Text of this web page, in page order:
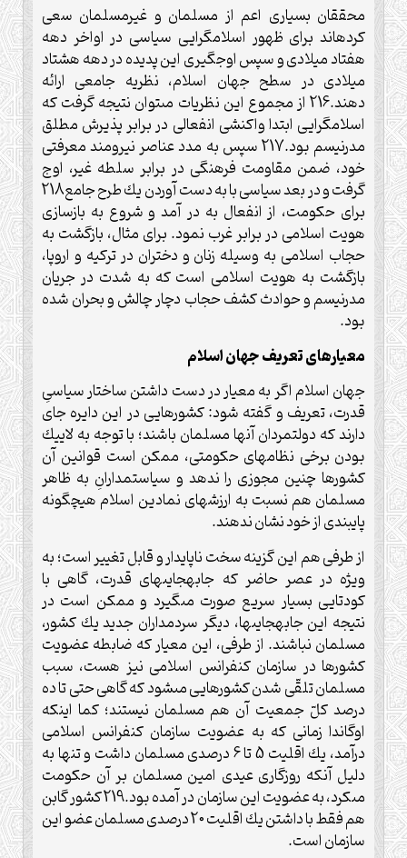
محققان بسيارى اعم از مسلمان و غيرمسلمان سعى
كرده‏اند براى ظهور اسلام‏گرايى سياسى در اواخر دهه
هفتاد ميلادى و سپس اوج‏گيرى اين پديده در دهه هشتاد
ميلادى در سطح جهان اسلام، نظريه جامعى ارائه
دهند.216 از مجموع اين نظريات مى‏توان نتيجه گرفت كه
اسلام‏گرايى ابتدا واكنشى انفعالى در برابر پذيرش مطلق
مدرنيسم بود.217 سپس به مدد عناصر نيرومند معرفتى
خود، ضمن مقاومت فرهنگى در برابر سلطه غير، اوج
گرفت و در بعد سياسى با به دست آوردن يك طرح جامع218
براى حكومت، از انفعال به در آمد و شروع به بازسازى
هويت اسلامى در برابر غرب نمود. براى مثال، بازگشت به
حجاب اسلامى به وسيله زنان و دختران در تركيه و اروپا،
بازگشت به هويت اسلامى است كه به شدت در جريان
مدرنيسم و حوادث كشف حجاب دچار چالش و بحران شده
بود.
معيارهاى تعريف جهان اسلام
جهان اسلام اگر به معيار در دست داشتن ساختار سياسىِ
قدرت، تعريف و گفته شود: كشورهايى در اين دايره جاى
دارند كه دولت‏مردان آنها مسلمان باشند؛ با توجه به لاييك
بودن برخى نظام‏هاى حكومتى، ممكن است قوانين آن
كشورها چنين مجوزى را ندهد و سياست‏مدارانِ به ظاهر
مسلمان هم نسبت به ارزش‏هاى نمادين اسلام هيچ‏گونه
پايبندى از خود نشان ندهند.
از طرفى هم اين گزينه سخت ناپايدار و قابل تغيير است؛ به
ويژه در عصر حاضر كه جابه‏جايى‏هاى قدرت، گاهى با
كودتايى بسيار سريع صورت مى‏گيرد و ممكن است در
نتيجه اين جابه‏جايى‏ها، ديگر سردمداران جديد يك كشور،
مسلمان نباشند. از طرفى، اين معيار كه ضابطه عضويت
كشورها در سازمان كنفرانس اسلامى نيز هست، سبب
مسلمان تلقّى شدن كشورهايى مى‏شود كه گاهى حتى تا ده
درصد كلّ جمعيت آن هم مسلمان نيستند؛ كما اينكه
اوگاندا زمانى كه به عضويت سازمان كنفرانس اسلامى
درآمد، يك اقليت 5 تا 6 درصدى مسلمان داشت و تنها به
دليل آنكه روزگارى عيدى امين مسلمان بر آن حكومت
مى‏كرد، به عضويت اين سازمان در آمده بود.219 كشور گابن
هم فقط با داشتن يك اقليت 20 درصدى مسلمان عضو اين
سازمان است.